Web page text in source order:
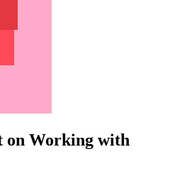
on Working with